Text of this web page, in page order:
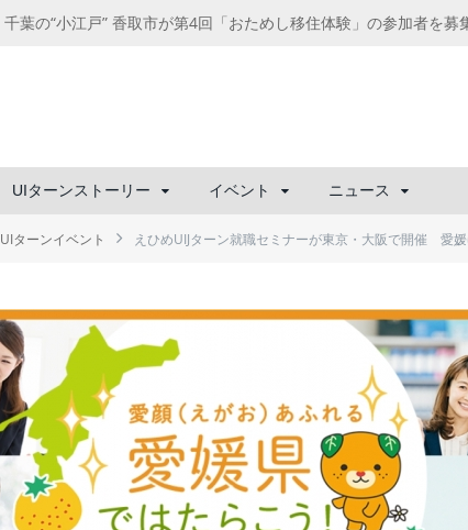
UIターンストーリー イベント ニュース
UIターンイベント えひめUIJターン就職セミナーが東京・大阪で開催 愛